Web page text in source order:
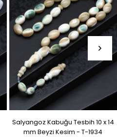
Salyangoz Kabuğu Tesbih 10 x 14
mm Beyzi Kesim - T-1934